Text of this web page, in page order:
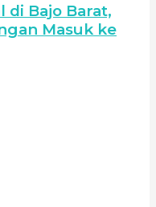
di Bajo Barat,
Masuk ke